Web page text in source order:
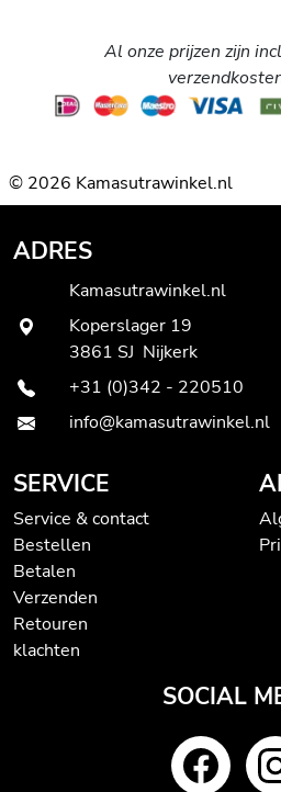
Al onze prijzen zijn
© 2026 Kamasutrawinkel.nl
ADRES
Kamasutrawinkel.nl
Koperslager 19
3861 SJ Nijkerk
+31 (0)342 - 220510
info@kamasutrawinkel.nl
SERVICE
Service & contact
Bestellen
Betalen
Verzenden
Retouren
klachten
SOCIAL